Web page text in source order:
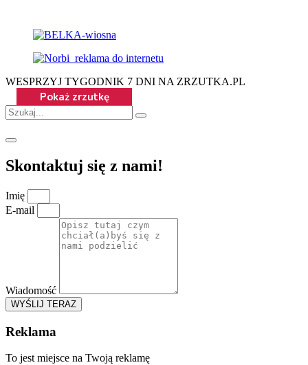
WESPRZYJ TYGODNIK 7 DNI NA ZRZUTKA.PL
Skontaktuj się z nami!
Imię
E-mail
Wiadomość
WYŚLIJ TERAZ
Reklama
To jest miejsce na Twoją reklamę